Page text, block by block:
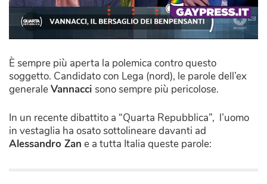
È sempre più aperta la polemica contro questo
soggetto. Candidato con Lega (nord), le parole dell’ex
generaleVannacci sono sempre più pericolose.
In un recente dibattito a “Quarta Repubblica”, l’uomo
in vestaglia ha osato sottolineare davanti ad
Alessandro Zan e a tutta Italia queste parole: